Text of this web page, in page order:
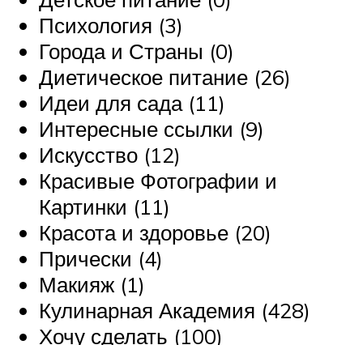
Психология (3)
Города и Страны (0)
Диетическое питание (26)
Идеи для сада (11)
Интересные ссылки (9)
Искусство (12)
Красивые Фотографии и
Картинки (11)
Красота и здоровье (20)
Прически (4)
Макияж (1)
Кулинарная Академия (428)
Хочу сделать (100)